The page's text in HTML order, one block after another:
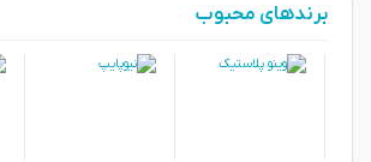
برندهای محبوب